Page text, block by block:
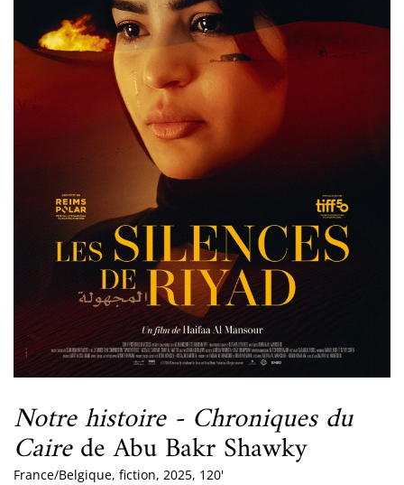
Notre histoire - Chroniques du
Cairede Abu Bakr Shawky
France/Belgique, fiction, 2025, 120'